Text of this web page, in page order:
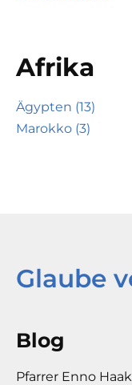
Afrika
Ägypten (13)
Marokko (3)
Glaube
Blog
Pfarrer Enno